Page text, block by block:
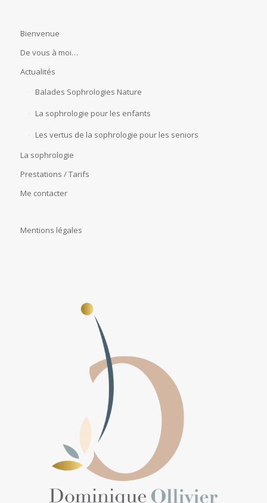
Bienvenue
De vous à moi…
Actualités
Balades Sophrologies Nature
La sophrologie pour les enfants
Les vertus de la sophrologie pour les seniors
La sophrologie
Prestations / Tarifs
Me contacter
Mentions légales